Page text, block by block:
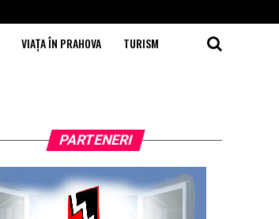
VIAȚA ÎN PRAHOVA TURISM
PARTENERI